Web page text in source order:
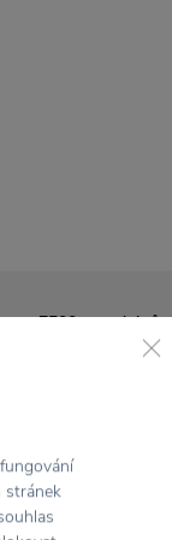
7500+ produktů
stránek